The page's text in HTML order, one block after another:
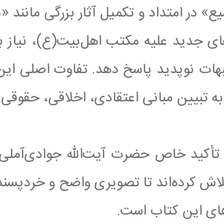
در امتداد و تکمیل آثار بزرگی
جدید علیه مکتب اهل‌بیت(ع)،
نوپدید پاسخ دهد. تفاوت اصلی
تبیین مبانی اعتقادی، اخلاقی،
تأکید خاص حضرت آیت‌الله
کرده‌اند تا تصویری واضح و
این کتاب است.